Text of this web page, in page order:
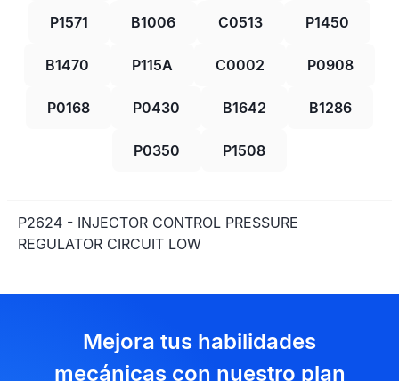
P1571 B1006 C0513 P1450
B1470 P115A C0002 P0908
P0168 P0430 B1642 B1286
P0350 P1508
P2624 - INJECTOR CONTROL PRESSURE
REGULATOR CIRCUIT LOW
Mejora tus habilidades
mecánicas con nuestro plan